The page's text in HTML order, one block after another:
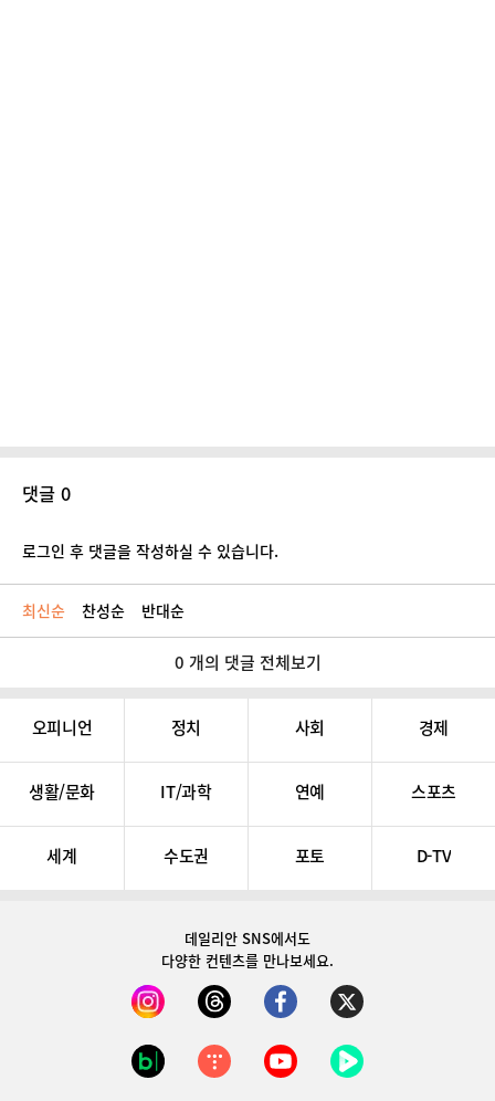
댓글 0
로그인 후 댓글을 작성하실 수 있습니다.
최신순 찬성순 반대순
0 개의 댓글 전체보기
오피니언 정치 사회 경제
생활/문화 IT/과학 연예 스포츠
세계 수도권 포토 D-TV
데일리안 SNS에서도
다양한 컨텐츠를 만나보세요.